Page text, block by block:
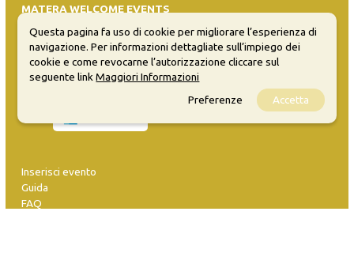
MATERA WELCOME EVENTS
Opendata
Privacy
Inserisci evento
Guida
FAQ
Questa pagina fa uso di cookie per migliorare l’esperienza di
navigazione. Per informazioni dettagliate sull’impiego dei
cookie e come revocarne l’autorizzazione cliccare sul
seguente linkMaggiori Informazioni
Preferenze
Accetta